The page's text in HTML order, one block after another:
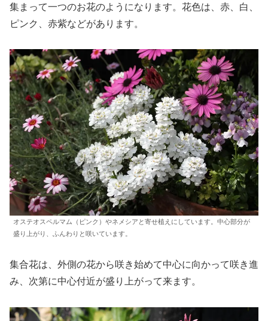
集まって一つのお花のようになります。花色は、赤、白、
ピンク、赤紫などがあります。
オステオスペルマム（ピンク）やネメシアと寄せ植えにしています。中心部分が
盛り上がり、ふんわりと咲いています。
集合花は、外側の花から咲き始めて中心に向かって咲き進
み、次第に中心付近が盛り上がって来ます。